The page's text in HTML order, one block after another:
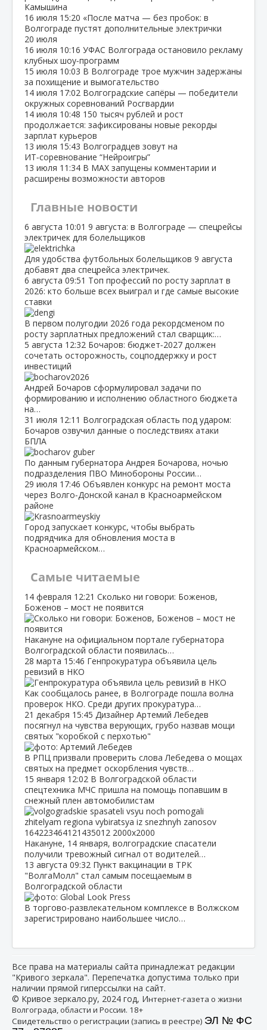
Камышина
16 июля 15:20 «После матча — без пробок: в
Волгограде пустят дополнительные электрички
20 июля
16 июля 10:16 УФАС Волгограда остановило рекламу
клубных шоу‑программ
15 июля 10:03 В Волгограде трое мужчин задержаны
за похищение и вымогательство
14 июля 17:02 Волгоградские сапёры — победители
окружных соревнований Росгвардии
14 июля 10:48 150 тысяч рублей и рост
продолжается: зафиксированы новые рекорды
зарплат курьеров
13 июля 15:43 Волгоградцев зовут на
ИТ‑соревнование “Нейроигры”
13 июля 11:34 В МАХ запущены комментарии и
расширены возможности авторов
Главные новости
6 августа 10:01 9 августа: в Волгограде — спецрейсы
электричек для болельщиков
Для удобства футбольных болельщиков 9 августа
добавят два спецрейса электричек.
6 августа 09:51 Топ профессий по росту зарплат в
2026: кто больше всех выиграл и где самые высокие
ставки
В первом полугодии 2026 года рекордсменом по
росту зарплатных предложений стал сварщик:…
5 августа 12:32 Бочаров: бюджет‑2027 должен
сочетать осторожность, соцподдержку и рост
инвестиций
Андрей Бочаров сформулировал задачи по
формированию и исполнению областного бюджета
на…
31 июля 12:11 Волгоградская область под ударом:
Бочаров озвучил данные о последствиях атаки
БПЛА
По данным губернатора Андрея Бочарова, ночью
подразделения ПВО Минобороны России…
29 июля 17:46 Объявлен конкурс на ремонт моста
через Волго‑Донской канал в Красноармейском
районе
Город запускает конкурс, чтобы выбрать
подрядчика для обновления моста в
Красноармейском…
Самые читаемые
14 февраля 12:21 Сколько ни говори: Боженов,
Боженов – мост не появится
Накануне на официальном портале губернатора
Волгоградской области появилась…
28 марта 15:46 Генпрокуратура объявила цель
ревизий в НКО
Как сообщалось ранее, в Волгограде пошла волна
проверок НКО. Среди других прокуратура…
21 декабря 15:45 Дизайнер Артемий Лебедев
посягнул на чувства верующих, грубо назвав мощи
святых "коробкой с перхотью"
В РПЦ призвали проверить слова Лебедева о мощах
святых на предмет оскорбления чувств…
15 января 12:02 В Волгоградской области
спецтехника МЧС пришла на помощь попавшим в
снежный плен автомобилистам
Накануне, 14 января, волгоградские спасатели
получили тревожный сигнал от водителей…
13 августа 09:32 Пункт вакцинации в ТРК
"ВолгаМолл" стал самым посещаемым в
Волгоградской области
В торгово-развлекательном комплексе в Волжском
зарегистрировано наибольшее число…
Все права на материалы сайта принадлежат редакции
"Кривого зеркала". Перепечатка допустима только при
наличии прямой гиперссылки на сайт.
© Кривое зеркало.ру, 2024 год, Интернет-газета о жизни
Волгограда, области и России. 18+
Свидетельство о регистрации (запись в реестре) ЭЛ № ФС